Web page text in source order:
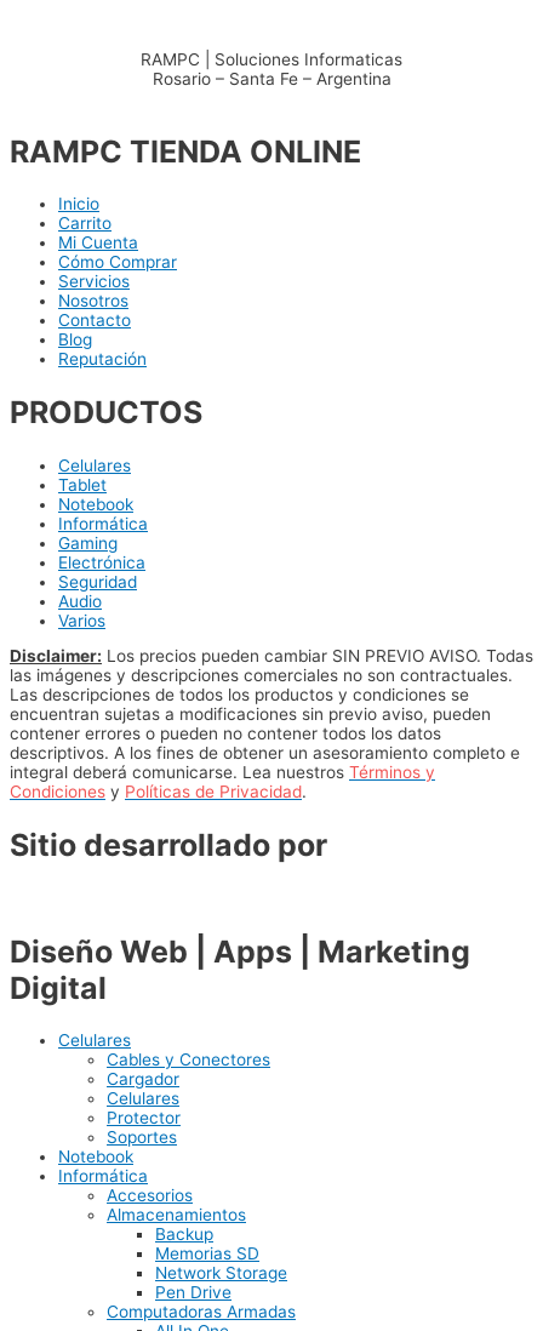
RAMPC | Soluciones Informaticas
Rosario – Santa Fe – Argentina
RAMPC TIENDA ONLINE
Inicio
Carrito
Mi Cuenta
Cómo Comprar
Servicios
Nosotros
Contacto
Blog
Reputación
PRODUCTOS
Celulares
Tablet
Notebook
Informática
Gaming
Electrónica
Seguridad
Audio
Varios
Disclaimer: Los precios pueden cambiar SIN PREVIO AVISO. Todas
las imágenes y descripciones comerciales no son contractuales.
Las descripciones de todos los productos y condiciones se
encuentran sujetas a modificaciones sin previo aviso, pueden
contener errores o pueden no contener todos los datos
descriptivos. A los fines de obtener un asesoramiento completo e
integral deberá comunicarse. Lea nuestros Términos y
Condiciones y Políticas de Privacidad.
Sitio desarrollado por
Diseño Web | Apps | Marketing
Digital
Celulares
Cables y Conectores
Cargador
Celulares
Protector
Soportes
Notebook
Informática
Accesorios
Almacenamientos
Backup
Memorias SD
Network Storage
Pen Drive
Computadoras Armadas